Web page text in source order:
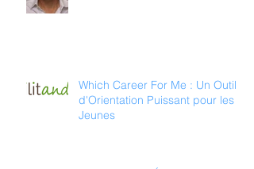
Which Career For Me : Un Outil
d'Orientation Puissant pour les
Jeunes